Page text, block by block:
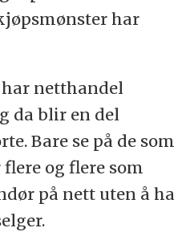
har
netthandel
da blir en del
Bare se på de som
og flere som
på nett uten å ha